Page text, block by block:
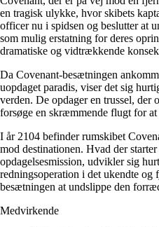
en tragisk ulykke, hvor skibets
officer nu i spidsen og beslutter at
som mulig erstatning for deres
dramatiske og vidtrækkende
Da Covenant-besætningen
uopdaget paradis, viser det sig
verden. De opdager en trussel, der
forsøge en skræmmende flugt for at
I år 2104 befinder rumskibet
mod destinationen. Hvad der
opdagelsesmission, udvikler sig
redningsoperation i det ukendte
besætningen at undslippe den
Medvirkende